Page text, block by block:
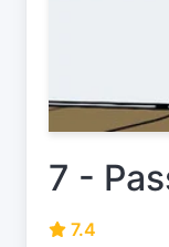
7 -
7.4